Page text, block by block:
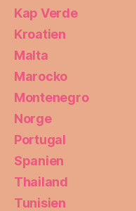
Kap Verde
Kroatien
Malta
Marocko
Montenegro
Norge
Portugal
Spanien
Thailand
Tunisien